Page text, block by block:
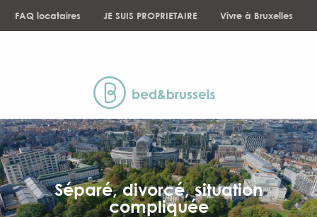
FAQ locataires JE SUIS PROPRIETAIRE Vivre à Bruxelles
Séparé, divorcé, situation
compliquée